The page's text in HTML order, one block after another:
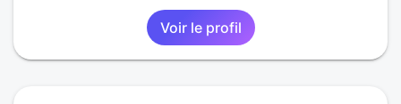
ma vie. je ne cherche pas un coup d'un soir je
cherche quelque chose de sérieux, une relation
qu'on prend le temps de construire en prennent le
temps qu'il faut pour chacun.
Voir le profil